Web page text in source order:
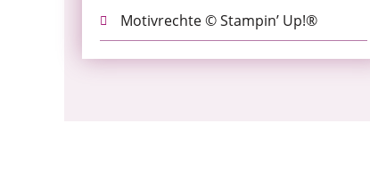
Motivrechte © Stampin’ Up!®